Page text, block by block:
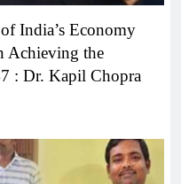
India’s Economy
Achieving the
: Dr. Kapil Chopra